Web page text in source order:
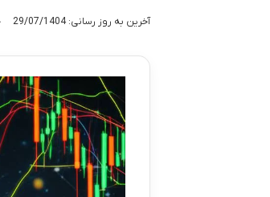
آخرین به روز رسانی: 29/07/1404